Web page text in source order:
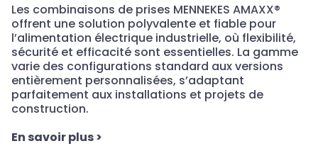
Les combinaisons de prises MENNEKES AMAXX®
offrent une solution polyvalente et fiable pour
l’alimentation électrique industrielle, où flexibilité,
sécurité et efficacité sont essentielles. La gamme
varie des configurations standard aux versions
entièrement personnalisées, s’adaptant
parfaitement aux installations et projets de
construction.
En savoir plus>